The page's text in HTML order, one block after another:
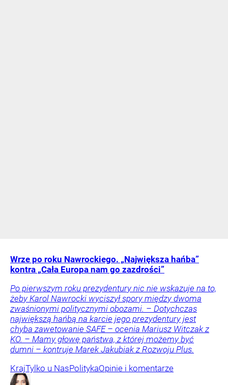
Wrze po roku Nawrockiego. „Największa hańba”
kontra „Cała Europa nam go zazdrości”
Po pierwszym roku prezydentury nic nie wskazuje na to,
żeby Karol Nawrocki wyciszył spory między dwoma
zwaśnionymi politycznymi obozami. – Dotychczas
największą hańbą na karcie jego prezydentury jest
chyba zawetowanie SAFE – ocenia Mariusz Witczak z
KO. – Mamy głowę państwa, z której możemy być
dumni – kontruje Marek Jakubiak z Rozwoju Plus.
KrajTylko u NasPolitykaOpinie i komentarze